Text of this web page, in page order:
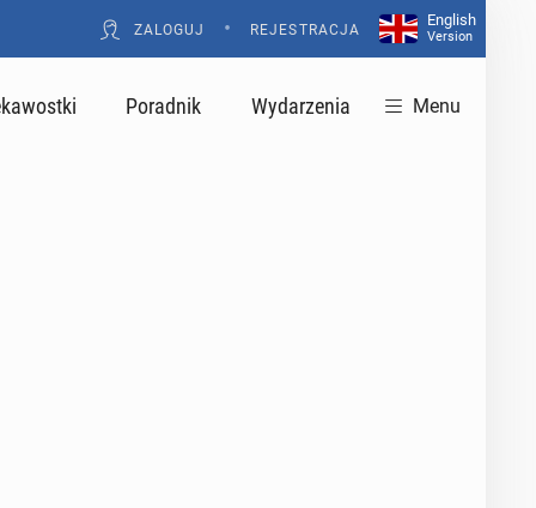
ZALOGUJ • REJESTRACJA
English
Version
Poradnik Wydarzenia Menu